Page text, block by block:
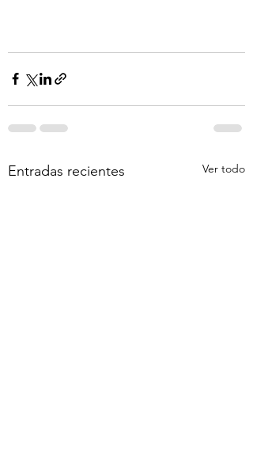
Entradas recientes Ver todo